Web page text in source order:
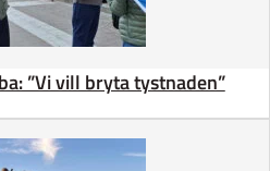
”Vi vill bryta tystnaden”